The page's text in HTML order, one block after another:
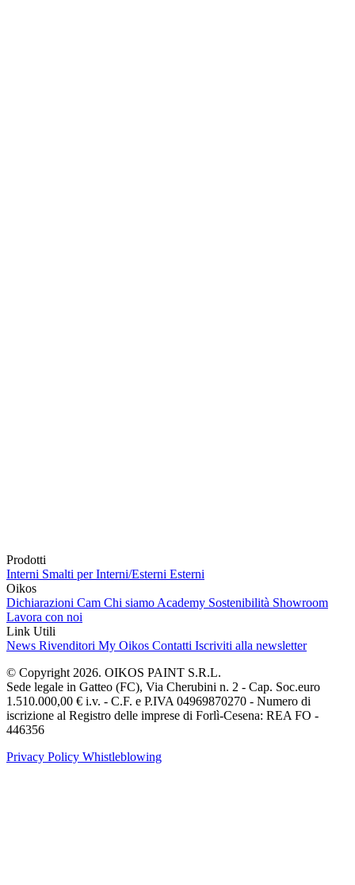
Prodotti
Interni Smalti per Interni/Esterni Esterni
Oikos
Dichiarazioni Cam Chi siamo Academy Sostenibilità Showroom
Lavora con noi
Link Utili
News Rivenditori My Oikos Contatti Iscriviti alla newsletter
© Copyright 2026. OIKOS PAINT S.R.L.
Sede legale in Gatteo (FC), Via Cherubini n. 2 - Cap. Soc.euro
1.510.000,00 € i.v. - C.F. e P.IVA 04969870270 - Numero di
iscrizione al Registro delle imprese di Forlì-Cesena: REA FO -
446356
Privacy Policy Whistleblowing